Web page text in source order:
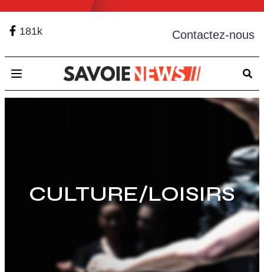
181k Contactez-nous
Open main menu
CULTURE/LOISIRS